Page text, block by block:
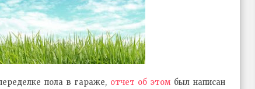
пола в гараже, отчет об этом был написан